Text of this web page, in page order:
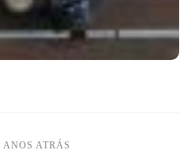
ANOS ATRÁS